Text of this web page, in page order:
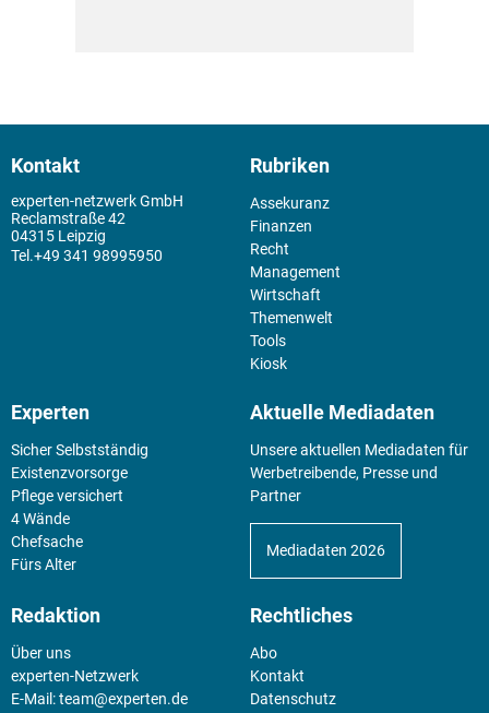
Kontakt
experten-netzwerk GmbH
Reclamstraße 42
04315 Leipzig
+49 341 98995950
Rubriken
Assekuranz
Finanzen
Recht
Management
Wirtschaft
Themenwelt
Tools
Kiosk
Experten
Sicher Selbstständig
Existenz­vorsorge
Pflege versichert
4 Wände
Chefsache
Fürs Alter
Aktuelle Mediadaten
Unsere aktuellen Mediadaten für
Werbetreibende, Presse und
Partner
Mediadaten 2026
Redaktion
Über uns
experten-Netzwerk
E-Mail:team@experten.de
Rechtliches
Abo
Kontakt
Datenschutz